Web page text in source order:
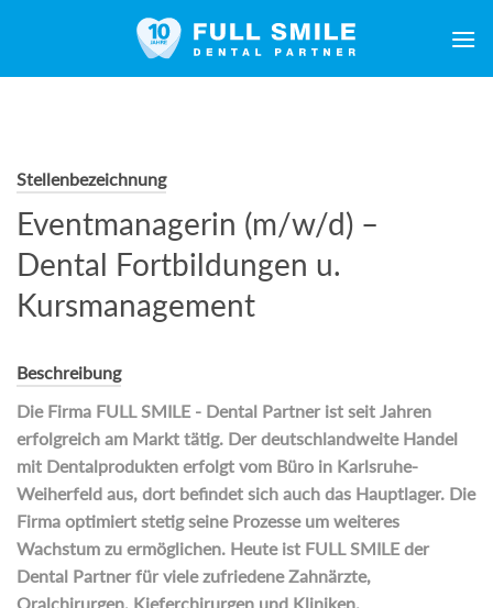
Stellenbezeichnung
Eventmanagerin (m/w/d) –
Dental Fortbildungen u.
Kursmanagement
Beschreibung
Die Firma FULL SMILE - Dental Partner ist seit Jahren
erfolgreich am Markt tätig. Der deutschlandweite Handel
mit Dentalprodukten erfolgt vom Büro in Karlsruhe-
Weiherfeld aus, dort befindet sich auch das Hauptlager. Die
Firma optimiert stetig seine Prozesse um weiteres
Wachstum zu ermöglichen. Heute ist FULL SMILE der
Dental Partner für viele zufriedene Zahnärzte,
Oralchirurgen, Kieferchirurgen und Kliniken.